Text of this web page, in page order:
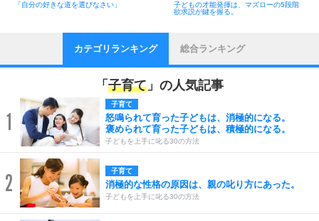
「自分の好きな道を選びなさい」
子どもの才能発揮は、マズローの5段階
欲求説が鍵を握る。
カテゴリランキング 総合ランキング
「 子育て 」の人気記事
1
子育て
怒鳴られて育った子どもは、消極的になる。
褒められて育った子どもは、積極的になる。
子どもを上手に叱る30の方法
2 子育て
消極的な性格の原因は、親の叱り方にあった。
子どもを上手に叱る30の方法